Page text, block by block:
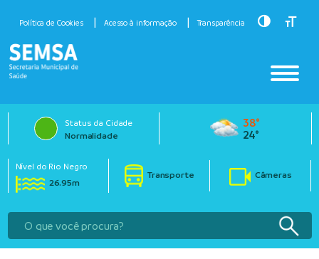
Política de Cookies Acesso à informação Transparência Toggle
Status da Cidade
Normalidade
38°
24°
Nível do Rio Negro
26.95m
Transporte Câmeras